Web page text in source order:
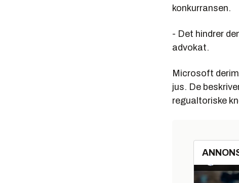
konkurransen.
- Det hindrer
advokat.
Microsoft
jus. De
regualtoriske